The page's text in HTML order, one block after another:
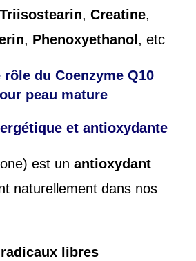
Triisostearin,Creatine,
, Phenoxyethanol , etc
du Coenzyme Q10
peau mature
et antioxydante
est unantioxydant
naturellement dans nos
radicaux libres